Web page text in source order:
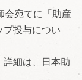
宛てに「助産
プ投与につい
詳細は、日本助